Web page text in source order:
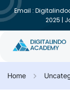
Email :
2025 |
Home